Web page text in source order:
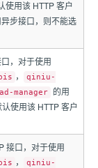
使用该 HTTP 客户
步接口，则不能选
，对于使用
，
qiniu-
manager
的用
使用该 HTTP 客户
接口，对于使用
，
qiniu-